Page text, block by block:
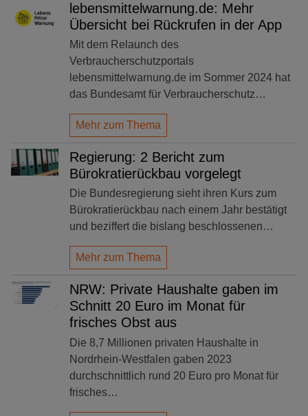
lebensmittelwarnung.de: Mehr
Übersicht bei Rückrufen in der App
Mit dem Relaunch des
Verbraucherschutzportals
lebensmittelwarnung.de im Sommer 2024 hat
das Bundesamt für Verbraucherschutz…
Mehr zum Thema
Regierung: 2 Bericht zum
Bürokratierückbau vorgelegt
Die Bundesregierung sieht ihren Kurs zum
Bürokratierückbau nach einem Jahr bestätigt
und beziffert die bislang beschlossenen…
Mehr zum Thema
NRW: Private Haushalte gaben im
Schnitt 20 Euro im Monat für
frisches Obst aus
Die 8,7 Millionen privaten Haushalte in
Nordrhein-Westfalen gaben 2023
durchschnittlich rund 20 Euro pro Monat für
frisches…